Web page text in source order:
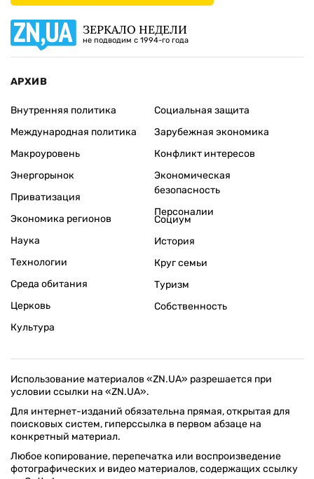
ЗЕРКАЛО НЕДЕЛИ
не подводим с 1994-го года
АРХИВ
Внутренняя политика
Международная политика
Макроуровень
Энергорынок
Приватизация
Экономика регионов
Социальная защита
Зарубежная экономика
Конфликт интересов
Экономическая
безопасность
Персоналии
Наука
Технологии
Среда обитания
Церковь
Культура
Социум
История
Круг семьи
Туризм
Собственность
Использование материалов «ZN.UA» разрешается при
условии ссылки на «ZN.UA».
Для интернет-изданий обязательна прямая, открытая для
поисковых систем, гиперссылка в первом абзаце на
конкретный материал.
Любое копирование, перепечатка или воспроизведение
фотографических и видео материалов, содержащих ссылку